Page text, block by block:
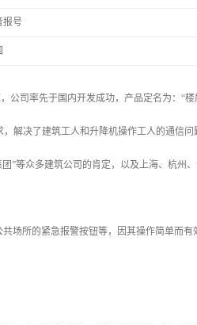
报号
公司率先于国内开发成功，产品定名为：“楼
解决了建筑工人和升降机操作工人的通信问
”等众多建筑公司的肯定，以及上海、杭州
场所的紧急报警按钮等，因其操作简单而有